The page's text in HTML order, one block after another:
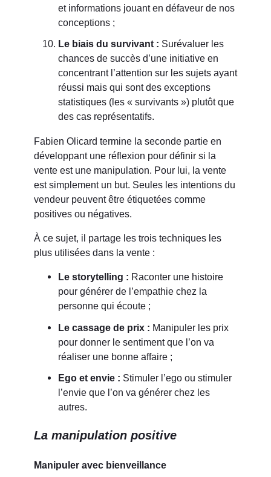
et informations jouant en défaveur de nos
conceptions ;
Le biais du survivant : Surévaluer les
chances de succès d’une initiative en
concentrant l’attention sur les sujets ayant
réussi mais qui sont des exceptions
statistiques (les « survivants ») plutôt que
des cas représentatifs.
Fabien Olicard termine la seconde partie en
développant une réflexion pour définir si la
vente est une manipulation. Pour lui, la vente
est simplement un but. Seules les intentions du
vendeur peuvent être étiquetées comme
positives ou négatives.
À ce sujet, il partage les trois techniques les
plus utilisées dans la vente :
Le storytelling : Raconter une histoire
pour générer de l’empathie chez la
personne qui écoute ;
Le cassage de prix : Manipuler les prix
pour donner le sentiment que l’on va
réaliser une bonne affaire ;
Ego et envie : Stimuler l’ego ou stimuler
l’envie que l’on va générer chez les
autres.
La manipulation positive
Manipuler avec bienveillance